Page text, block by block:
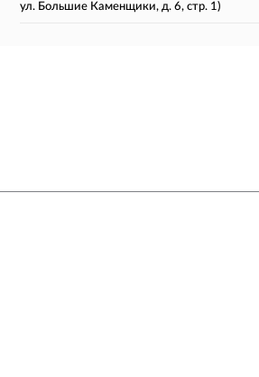
ул. Большие Каменщики, д. 6, стр. 1)